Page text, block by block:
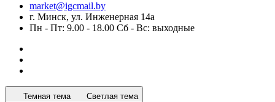
market@igcmail.by
г. Минск, ул. Инженерная 14а
Пн - Пт: 9.00 - 18.00 Сб - Вс: выходные
Темная тема Светлая тема